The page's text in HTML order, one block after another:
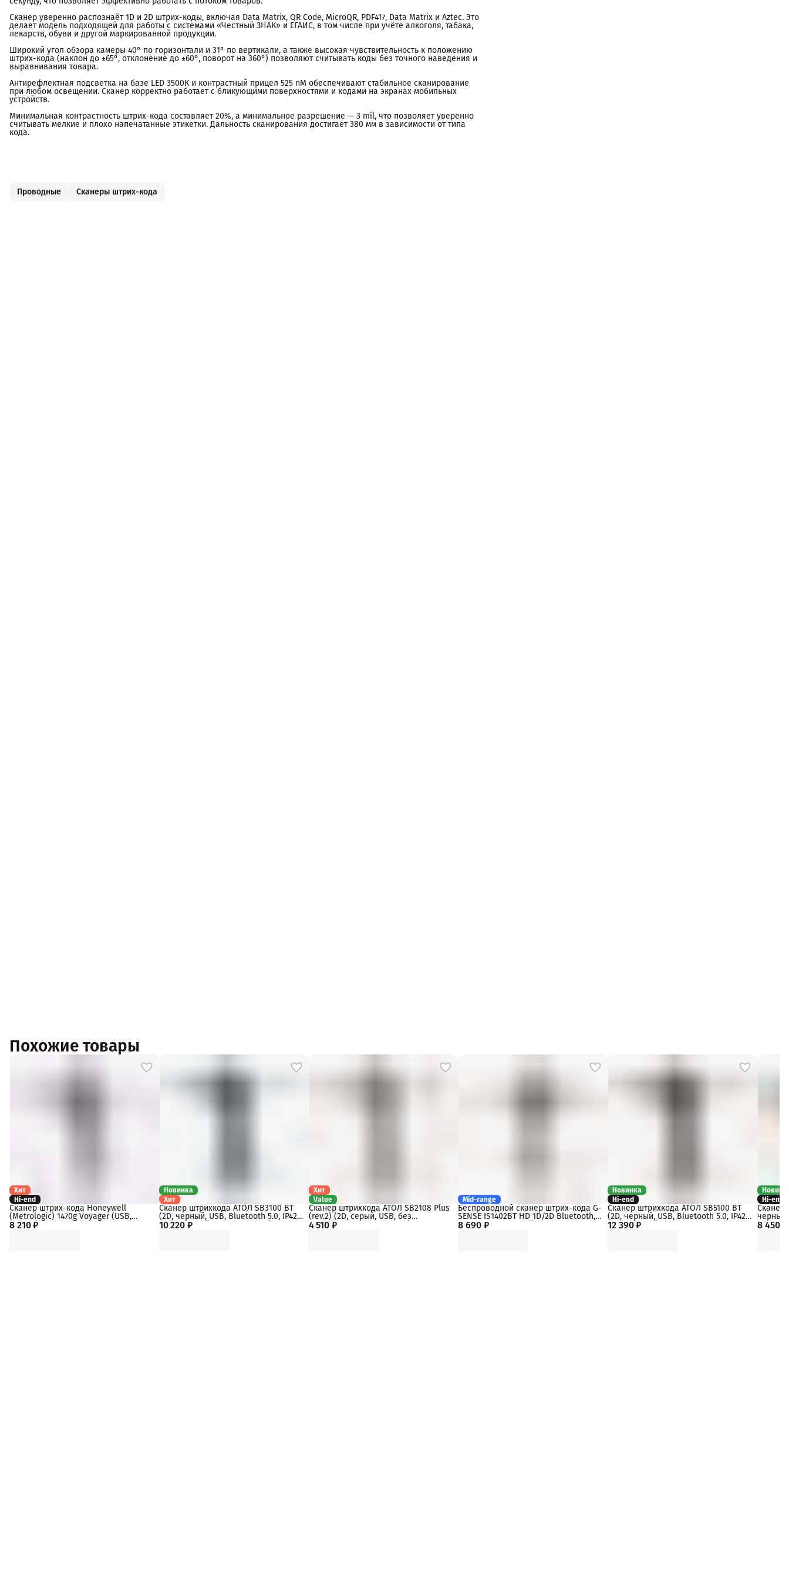
Сканер уверенно распознаёт 1D и 2D штрих-коды, включая Data Matrix, QR Code, MicroQR, PDF417, Data Matrix и Aztec. Это
делает модель подходящей для работы с системами «Честный ЗНАК» и ЕГАИС, в том числе при учёте алкоголя, табака,
лекарств, обуви и другой маркированной продукции.
Широкий угол обзора камеры 40° по горизонтали и 31° по вертикали, а также высокая чувствительность к положению
штрих-кода (наклон до ±65°, отклонение до ±60°, поворот на 360°) позволяют считывать коды без точного наведения и
выравнивания товара.
Антирефлектная подсветка на базе LED 3500К и контрастный прицел 525 nM обеспечивают стабильное сканирование
при любом освещении. Сканер корректно работает с бликующими поверхностями и кодами на экранах мобильных
устройств.
Минимальная контрастность штрих-кода составляет 20%, а минимальное разрешение — 3 mil, что позволяет уверенно
считывать мелкие и плохо напечатанные этикетки. Дальность сканирования достигает 380 мм в зависимости от типа
кода.
Проводные Сканеры штрих-кода
Похожие товары
Хит
Hi-end
8 210 ₽
Сканер штрих-кода Honeywell
(Metrologic) 1470g Voyager (USB,
Черный, арт. 1470G2D-2USB-33502)
Новинка
Хит
10 220 ₽
Сканер штрихкода АТОЛ SB3100 BT
(2D, черный, USB, Bluetooth 5.0, IP42,
c подставкой, упаковка 1 шт.)
Хит
Value
4 510 ₽
Сканер штрихкода АТОЛ SB2108 Plus
(rev.2) (2D, серый, USB, без
подставки, упаковка 1 шт.)
Mid-range
8 690 ₽
Беспроводной сканер штрих-кода G-
SENSE IS1402BT HD 1D/2D Bluetooth,
2.4Ghz, USB, черный, dongle
Новинка
Hi-end
12 390 ₽
Сканер штрихкода АТОЛ SB5100 BT
(2D, черный, USB, Bluetooth 5.0, IP42,
c подставкой, упаковка 1 шт.)
Hi-end
8 450 ₽
Сканер
черный,